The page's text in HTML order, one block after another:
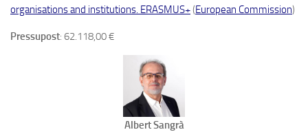
organisations and institutions. ERASMUS+(European Commission)
Pressupost: 62.118,00 €
Albert Sangrà